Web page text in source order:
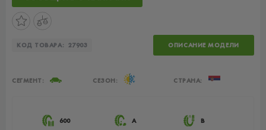
КОД ТОВАРА: 27903 ОПИСАНИЕ МОДЕЛИ
600 A B
СЕГМЕНТ: СЕЗОН: СТРАНА: